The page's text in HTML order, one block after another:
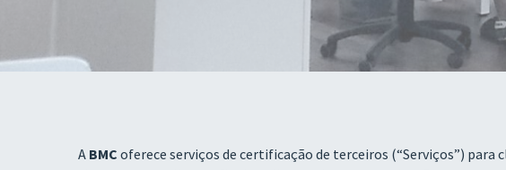
A BMC oferece serviços de certificação de terceiros (“Serviços”)